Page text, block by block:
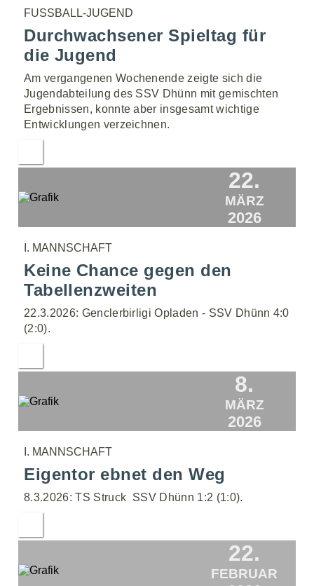
FUSSBALL-JUGEND
Durchwachsener Spieltag für
die Jugend
Am vergangenen Wochenende zeigte sich die
Jugendabteilung des SSV Dhünn mit gemischten
Ergebnissen, konnte aber insgesamt wichtige
Entwicklungen verzeichnen.
22.
MÄRZ
2026
I. MANNSCHAFT
Keine Chance gegen den
Tabellenzweiten
22.3.2026: Genclerbirligi Opladen - SSV Dhünn 4:0
(2:0).
8.
MÄRZ
2026
I. MANNSCHAFT
Eigentor ebnet den Weg
8.3.2026: TS Struck  SSV Dhünn 1:2 (1:0).
22.
FEBRUAR